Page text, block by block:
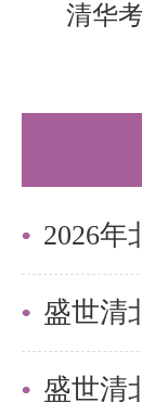
因此
性巩
要点，
清华
盛世清
盛世清